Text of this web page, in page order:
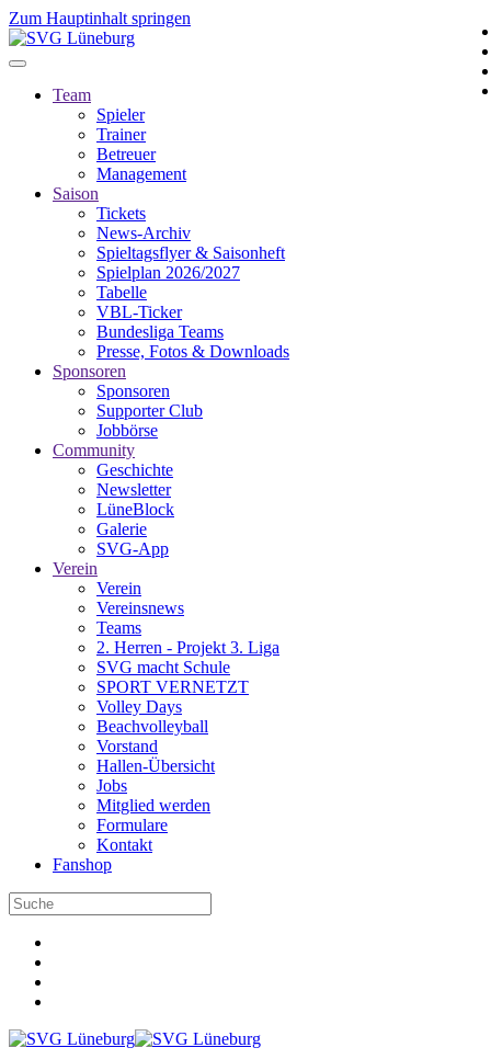
Zum Hauptinhalt springen
Team
Spieler
Trainer
Betreuer
Management
Saison
Tickets
News-Archiv
Spieltagsflyer & Saisonheft
Spielplan 2026/2027
Tabelle
VBL-Ticker
Bundesliga Teams
Presse, Fotos & Downloads
Sponsoren
Sponsoren
Supporter Club
Jobbörse
Community
Geschichte
Newsletter
LüneBlock
Galerie
SVG-App
Verein
Verein
Vereinsnews
Teams
2. Herren - Projekt 3. Liga
SVG macht Schule
SPORT VERNETZT
Volley Days
Beachvolleyball
Vorstand
Hallen-Übersicht
Jobs
Mitglied werden
Formulare
Kontakt
Fanshop